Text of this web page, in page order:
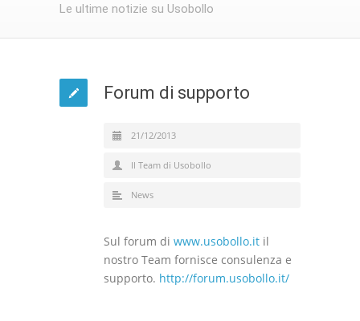
Le ultime notizie su Usobollo
Forum di supporto
21/12/2013
Il Team di Usobollo
News
Sul forum di www.usobollo.it il
nostro Team fornisce consulenza e
supporto. http://forum.usobollo.it/